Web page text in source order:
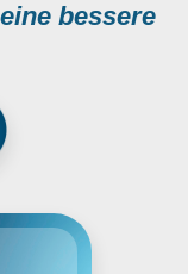
bessere